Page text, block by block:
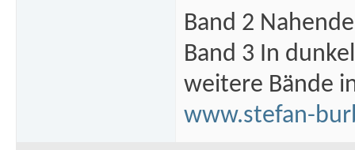
Band 2
Band 3 In
weitere Bände
www.stefan-